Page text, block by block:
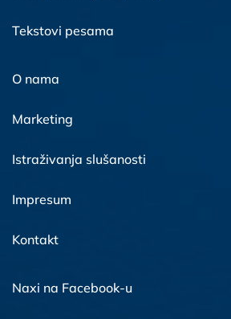
Tekstovi pesama
O nama
Marketing
Istraživanja slušanosti
Impresum
Kontakt
Naxi na Facebook-u